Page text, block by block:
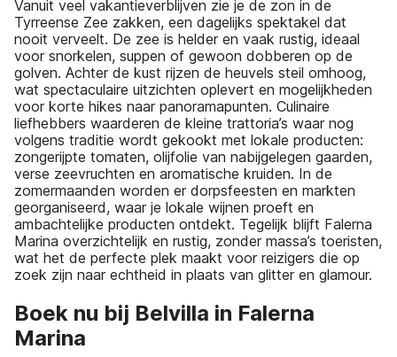
Vanuit veel vakantieverblijven zie je de zon in de
Tyrreense Zee zakken, een dagelijks spektakel dat
nooit verveelt. De zee is helder en vaak rustig, ideaal
voor snorkelen, suppen of gewoon dobberen op de
golven. Achter de kust rijzen de heuvels steil omhoog,
wat spectaculaire uitzichten oplevert en mogelijkheden
voor korte hikes naar panoramapunten. Culinaire
liefhebbers waarderen de kleine trattoria’s waar nog
volgens traditie wordt gekookt met lokale producten:
zongerijpte tomaten, olijfolie van nabijgelegen gaarden,
verse zeevruchten en aromatische kruiden. In de
zomermaanden worden er dorpsfeesten en markten
georganiseerd, waar je lokale wijnen proeft en
ambachtelijke producten ontdekt. Tegelijk blijft Falerna
Marina overzichtelijk en rustig, zonder massa’s toeristen,
wat het de perfecte plek maakt voor reizigers die op
zoek zijn naar echtheid in plaats van glitter en glamour.
Boek nu bij Belvilla in Falerna
Marina